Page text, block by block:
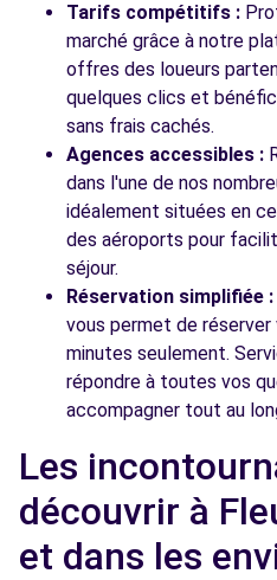
Tarifs compétitifs :
marché grâce à notre
offres des loueurs
quelques clics et
sans frais cachés.
Agences accessibles :
dans l'une de nos
idéalement situées en
des aéroports pour
séjour.
Réservation simplifiée :
vous permet de
minutes seulement.
répondre à toutes vos
accompagner tout au
Les
découvrir à
et dans les